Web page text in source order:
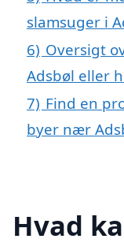
slamsuger i
6) Oversigt
Adsbøl eller
7) Find en
byer nær
Hvad